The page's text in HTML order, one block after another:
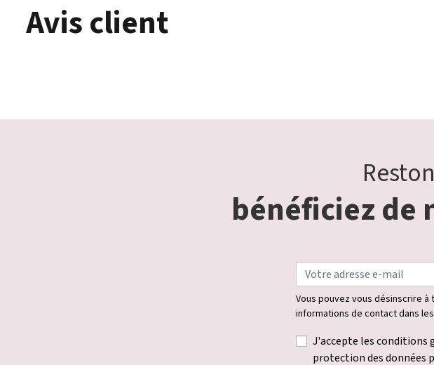
Avis client
bénéficiez de
Vous pouvez vous désinscrire
informations de contact dans
J'accepte les conditions
protection des données